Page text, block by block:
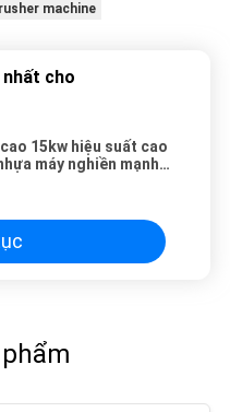
machine
cho
15kw hiệu suất cao
máy nghiền mạnh